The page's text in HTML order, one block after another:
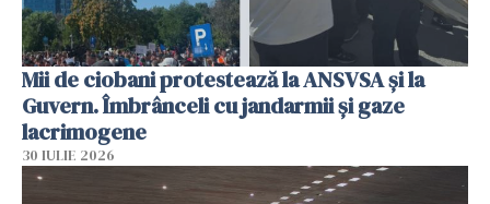
Mii de ciobani protestează la ANSVSA și la
Guvern. Îmbrânceli cu jandarmii și gaze
lacrimogene
30 IULIE 2026